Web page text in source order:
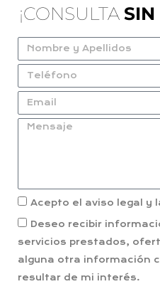
¡CONSULTA SIN
Acepto el aviso legal y
Deseo recibir
servicios prestados,
alguna otra información
resultar de mi interés.